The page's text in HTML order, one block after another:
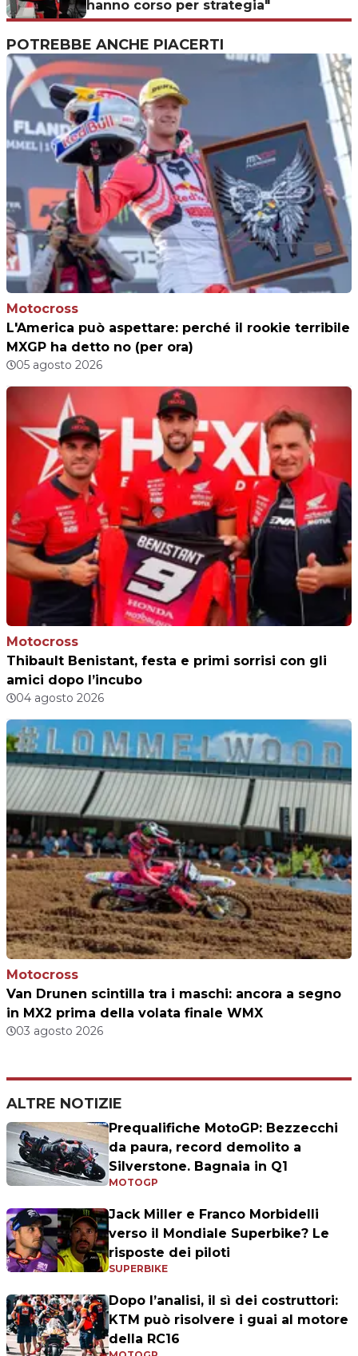
hanno corso per strategia"
POTREBBE ANCHE PIACERTI
Motocross
L'America può aspettare: perché il rookie terribile
MXGP ha detto no (per ora)
05 agosto 2026
Motocross
Thibault Benistant, festa e primi sorrisi con gli
amici dopo l’incubo
04 agosto 2026
Motocross
Van Drunen scintilla tra i maschi: ancora a segno
in MX2 prima della volata finale WMX
03 agosto 2026
ALTRE NOTIZIE
Prequalifiche MotoGP: Bezzecchi
da paura, record demolito a
Silverstone. Bagnaia in Q1
MOTOGP
Jack Miller e Franco Morbidelli
verso il Mondiale Superbike? Le
risposte dei piloti
SUPERBIKE
Dopo l’analisi, il sì dei costruttori:
KTM può risolvere i guai al motore
della RC16